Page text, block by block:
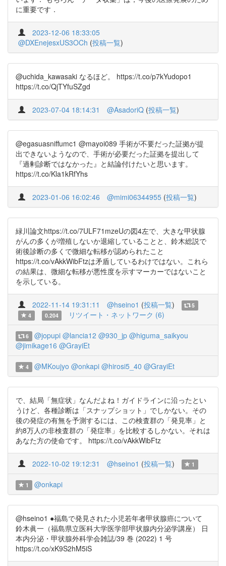
に重要です．
2023-12-06 18:33:05
@DXEnejesxUS3OCh (投稿一覧)
@uchida_kawasaki なるほど。 https://t.co/p7kYudopo1
https://t.co/QjTYfuSZgd
2023-07-04 18:14:31 @AsadoriQ (投稿一覧)
@egasuasniffumc1 @mayoi089 手術が不要だった証拠が提
出できないようなので、手術が必要だった証拠を提出して
『過剰診断ではなかった』と結論付けたいと思います。
https://t.co/Kla1kRfYhs
2023-01-06 16:02:46 @mimi06344955 (投稿一覧)
緑川論文https://t.co/7ULF71mzeUの図4左で、大きな甲状腺
がんの多くが増殖しないか退縮していることと、鈴木総説で
術後診断の多くで微細な転移が認められたこと
https://t.co/vAkkWibFtzは矛盾しているわけではない。これら
の結果は、微細な転移が悪性度を示すマーカーではないこと
を示している。
2022-11-14 19:31:11 @hseino1 (投稿一覧)
5
4
0.204 リツイート・ネットワーク (6)
6 @jopupi @lancia12 @930_jp @higuma_saikyou
@jimikage16 @GrayiEt
4 @MKoujyo @onkapi @hirosi5_40 @GrayiEt
で、結局「無症状」なんだよね！ガイドラインに沿ったとい
うけど、各種診断は「スナップショット」でしかない。その
後の発症の有無を予測するには、この検査群の「発見率」と
約8万人の非検査群の「発症率」を比較するしかない。それは
あなた方の使命です。 https://t.co/vAkkWibFtz
2022-10-02 19:12:31 @hseino1 (投稿一覧) 1
1 @onkapi
@hseino1 ●福島で発見された小児若年者甲状腺癌について
鈴木眞一（福島県立医科大学医学部甲状腺内分泌学講座） 日
本内分泌・甲状腺外科学会雑誌/39 巻 (2022) 1 号
https://t.co/xK9S2hM5iS